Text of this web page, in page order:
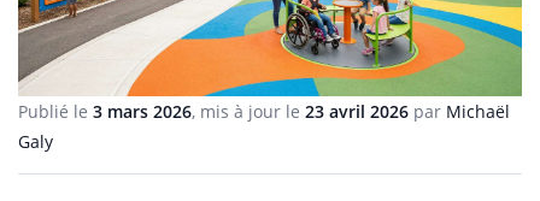
Publié le 3 mars 2026, mis à jour le 23 avril 2026 par Michaël
Galy